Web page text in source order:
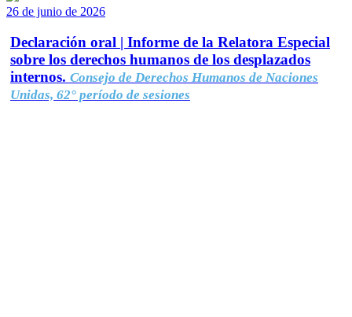
26 de junio de 2026
Declaración oral | Informe de la Relatora Especial
sobre los derechos humanos de los desplazados
internos. Consejo de Derechos Humanos de Naciones
Unidas, 62° período de sesiones